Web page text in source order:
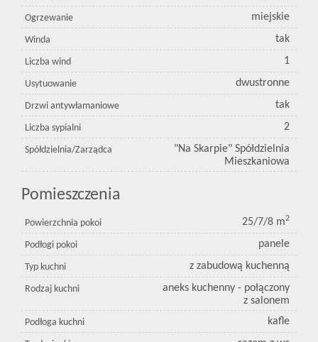
Ogrzewanie miejskie
Winda tak
Liczba wind 1
Usytuowanie dwustronne
Drzwi antywłamaniowe tak
Liczba sypialni 2
Spółdzielnia/Zarządca
"Na Skarpie" Spółdzielnia
Mieszkaniowa
Pomieszczenia
Powierzchnia pokoi 25/7/8 m2
Podłogi pokoi panele
Typ kuchni z zabudową kuchenną
Rodzaj kuchni
aneks kuchenny - połączony
z salonem
Podłoga kuchni kafle